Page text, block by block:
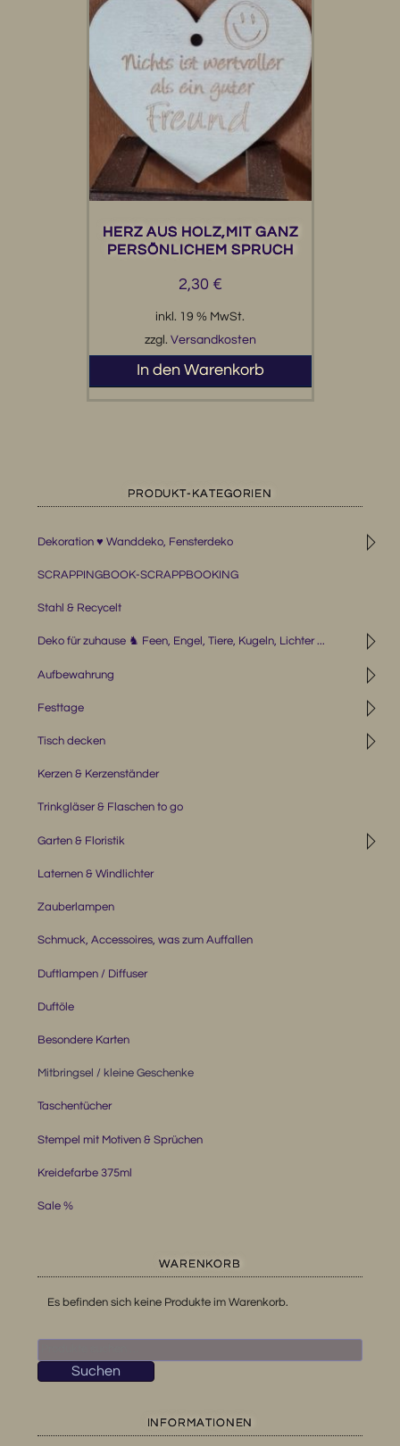
HERZ AUS HOLZ,MIT GANZ
PERSÖNLICHEM SPRUCH
2,30 €
inkl. 19 % MwSt.
zzgl. Versandkosten
In den Warenkorb
PRODUKT-KATEGORIEN
◹
Dekoration ♥ Wanddeko, Fensterdeko
SCRAPPINGBOOK-SCRAPPBOOKING
Stahl & Recycelt
◹
Deko für zuhause ♞ Feen, Engel, Tiere, Kugeln, Lichter ...
◹
Aufbewahrung
◹
Festtage
◹
Tisch decken
Kerzen & Kerzenständer
Trinkgläser & Flaschen to go
◹
Garten & Floristik
Laternen & Windlichter
Zauberlampen
Schmuck, Accessoires, was zum Auffallen
Duftlampen / Diffuser
Duftöle
Besondere Karten
Mitbringsel / kleine Geschenke
Taschentücher
Stempel mit Motiven & Sprüchen
Kreidefarbe 375ml
Sale %
WARENKORB
Es befinden sich keine Produkte im Warenkorb.
nach: Suchen
INFORMATIONEN